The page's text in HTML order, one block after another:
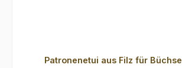
Patronenetui aus Filz für Büchse